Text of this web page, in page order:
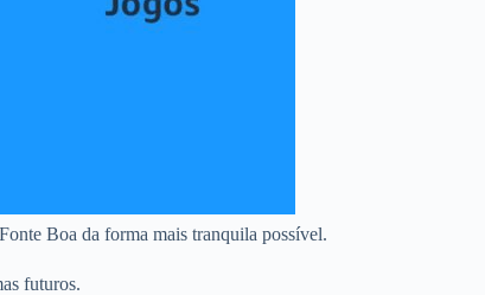
Boa da forma mais tranquila possível.
futuros.